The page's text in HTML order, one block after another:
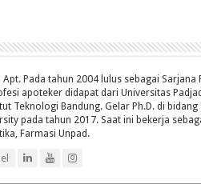
Apt. Pada tahun 2004 lulus sebagai
apoteker didapat dari Universitas
Teknologi Bandung. Gelar Ph.D. di
pada tahun 2017. Saat ini bekerja
Farmasi Unpad.